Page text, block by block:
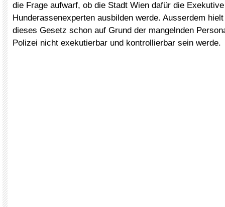
die Frage aufwarf, ob die Stadt Wien dafür die
Hunderassenexperten ausbilden werde. Ausserdem
dieses Gesetz schon auf Grund der mangelnden
Polizei nicht exekutierbar und kontrollierbar sein werde.